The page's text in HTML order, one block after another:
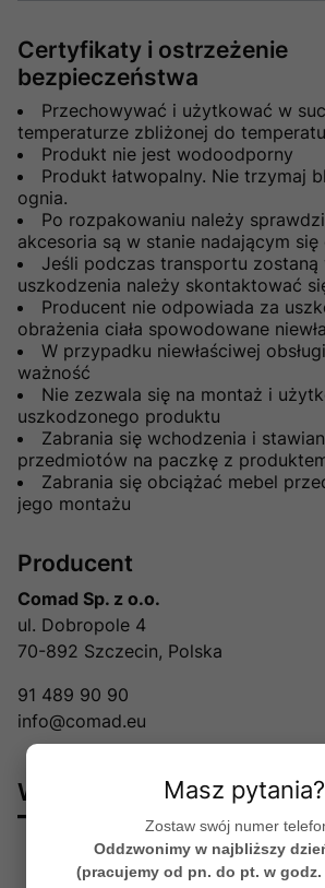
Certyfikaty i ostrzeżenie
bezpieczeństwa
Przechowywać i użytkować w
temperaturze zbliżonej do
Produkt nie jest wodoodporny
Produkt łatwopalny. Nie trzymaj
ognia.
Po rozpakowaniu należy
akcesoria są w stanie nadającym
Jeśli podczas transportu
uszkodzenia należy skontaktować
Producent nie odpowiada za
obrażenia ciała spowodowane
W przypadku niewłaściwej
ważność
Nie zezwala się na montaż i
uszkodzonego produktu
Zabrania się wchodzenia i
przedmiotów na paczkę z
Zabrania się obciążać mebel
jego montażu
Producent
Comad Sp. z o.o.
ul. Dobropole 4
70-892 Szczecin, Polska
91 489 90 90
info@comad.eu
Warto dokupić:Masz pytania?
Zostaw swój numer
Oddzwonimy w najbliższy
(pracujemy od pn. do pt. w godz.